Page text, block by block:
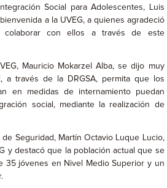
Social para Adolescentes, Luis
a la UVEG, a quienes agradeció
colaborar con ellos a través de este
Mauricio Mokarzel Alba, se dijo muy
a través de la DRGSA, permita que los
en medidas de internamiento puedan
social, mediante la realización de
Seguridad, Martín Octavio Luque Lucio,
y destacó que la población actual que se
35 jóvenes en Nivel Medio Superior y un